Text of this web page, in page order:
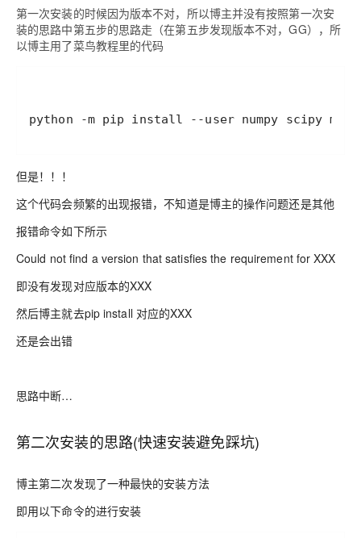
第一次安装的时候因为版本不对，所以博主并没有按照第一次安
装的思路中第五步的思路走（在第五步发现版本不对，GG），所
以博主用了菜鸟教程里的代码
python -m pip install --user numpy scipy
但是！！！
这个代码会频繁的出现报错，不知道是博主的操作问题还是其他
报错命令如下所示
Could not find a version that satisfies the requirement for XXX
即没有发现对应版本的XXX
然后博主就去pip install 对应的XXX
还是会出错
思路中断…
第二次安装的思路(快速安装避免踩坑)
博主第二次发现了一种最快的安装方法
即用以下命令的进行安装